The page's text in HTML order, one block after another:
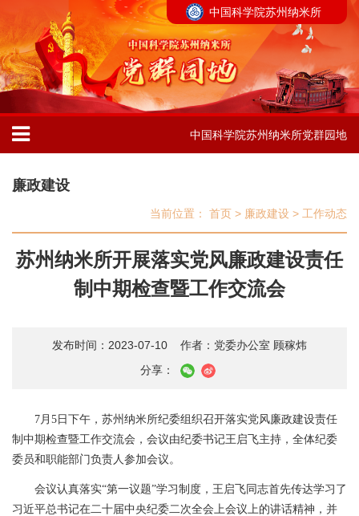
中国科学院苏州纳米所
中国科学院苏州纳米所党群园地
廉政建设
当前位置： 首页 > 廉政建设 > 工作动态
苏州纳米所开展落实党风廉政建设责任
制中期检查暨工作交流会
发布时间：2023-07-10
作者：党委办公室 顾稼炜
分享：
7 月 5 日下午，苏州纳米所纪委组织召开落实党风廉政建设责任
制中期检查暨工作交流会，会议由纪委书记王启飞主持，全体纪委
委员和职能部门负责人参加会议。
会议认真落实“第一议题”学习制度，王启飞同志首先传达学习了
习近平总书记在二十届中央纪委二次全会上会议上的讲话精神，并